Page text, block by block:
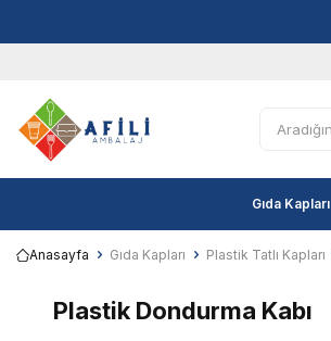
Gıda Kapları
Anasayfa Gıda Kapları Plastik Tatlı Kapları
Plastik Dondurma Kabı